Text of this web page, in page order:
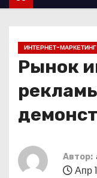
ИНТЕРНЕТ-МАРКЕТИНГ
Рынок
Автор:
Апр